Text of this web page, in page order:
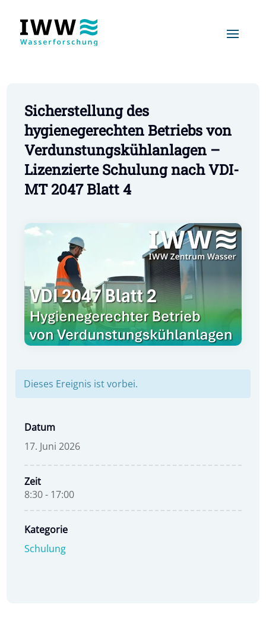
Sicherstellung des
hygienegerechten Betriebs von
Verdunstungskühlanlagen –
Lizenzierte Schulung nach VDI-
MT 2047 Blatt 4
Dieses Ereignis ist vorbei.
Datum
17. Juni 2026
Zeit
8:30 - 17:00
Kategorie
Schulung